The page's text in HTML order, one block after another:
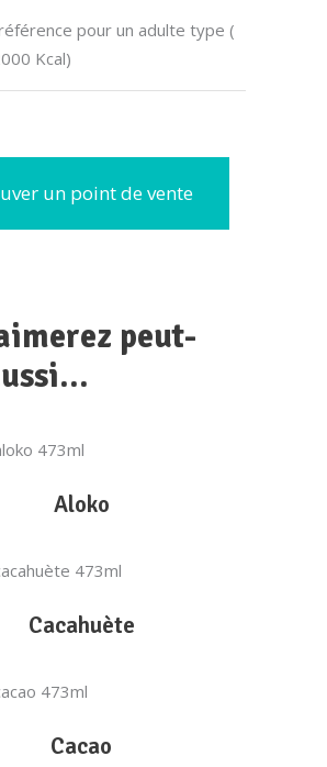
pour un adulte type (
Kcal)
un point de vente
peut-
Aloko
Cacahuète
Cacao